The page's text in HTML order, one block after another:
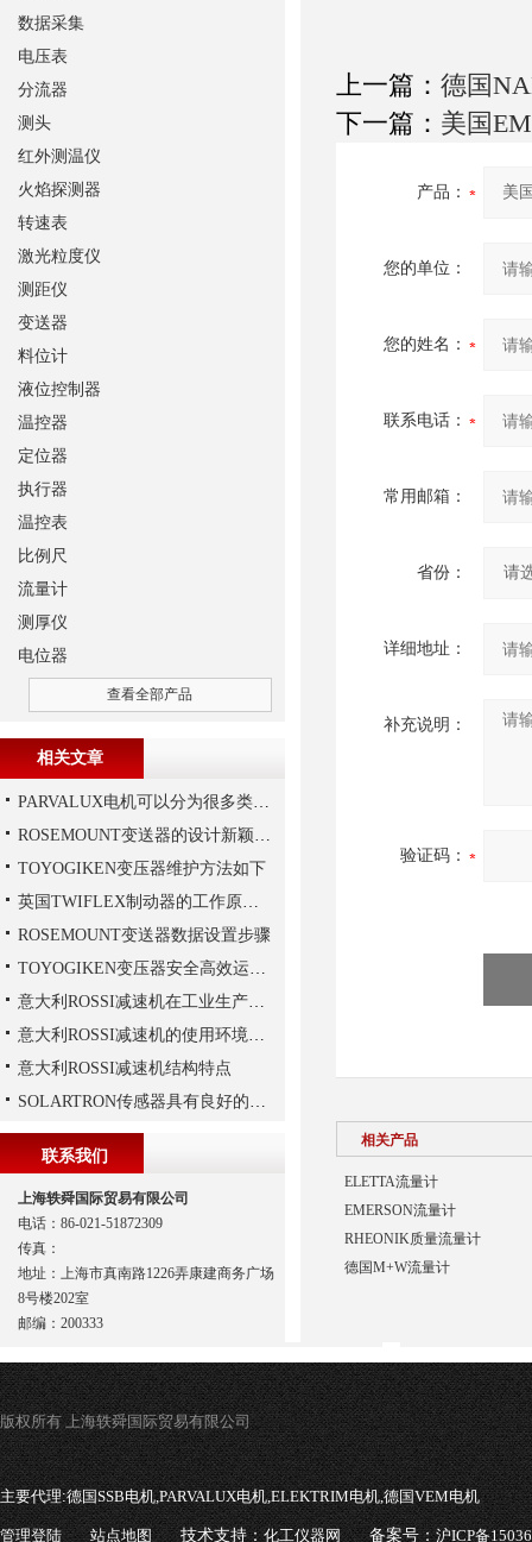
上一篇： 德国
下一篇： 美国
产品：
您的单位：
您的姓名：
联系电话：
常用邮箱：
省份：
详细地址：
补充说明：
验证码：
相关产品
ELETTA流量计
EMERSON流量计
RHEONIK质量流量计
德国M+W流量计
数据采集
电压表
分流器
测头
红外测温仪
火焰探测器
转速表
激光粒度仪
测距仪
变送器
料位计
液位控制器
温控器
定位器
执行器
温控表
比例尺
流量计
测厚仪
电位器
查看全部产品
相关文章
PARVALUX电机可以分为很多类，常见的有哪两种，它们的区别是什么？
ROSEMOUNT变送器的设计新颖性且使用安全性
TOYOGIKEN变压器维护方法如下
英国TWIFLEX制动器的工作原理,大家想知道吗？
ROSEMOUNT变送器数据设置步骤
TOYOGIKEN变压器安全高效运行指南：规范操作与长效维护
意大利ROSSI减速机在工业生产中的主要应用场景与技术优势
意大利ROSSI减速机的使用环境和保养要求
意大利ROSSI减速机结构特点
SOLARTRON传感器具有良好的稳定性和反应速度
联系我们
上海轶舜国际贸易有限公司
电话：86-021-51872309
传真：
地址：上海市真南路1226弄康建商务广场
8号楼202室
邮编：200333
版权所有 上海轶舜国际贸易有限公司
主要代理:德国SSB电机,PARVALUX电机,ELEKTRIM电机,德国VEM电机
管理登陆 站点地图 技术支持：化工仪器网 备案号：沪ICP备